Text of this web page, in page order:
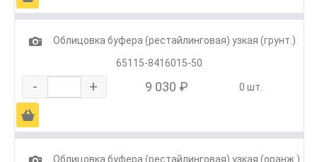
1
Облицовка буфера (рестайлинговая) узкая (грунт.)
65115-8416015-50
- + 9 030 ₽ 0 шт.
Ä
Облицовка буфера (рестайлинговая) узкая (оранж.)